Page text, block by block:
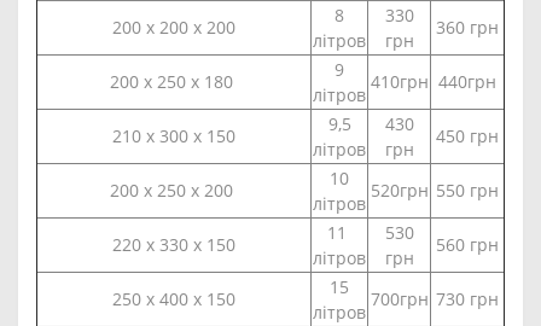
200 х 200 х 200
8
літров
330
грн
360 грн
200 х 250 х 180
9
літров
410грн 440грн
210 х 300 х 150
9,5
літров
430
грн
450 грн
200 х 250 х 200
10
літров
520грн 550 грн
220 х 330 х 150
11
літров
530
грн
560 грн
250 х 400 х 150
15
літров
700грн 730 грн